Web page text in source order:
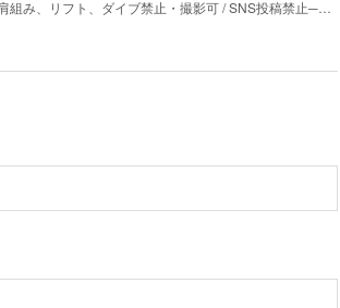
組み、リフト、ダイブ禁止・撮影可 / SNS投稿禁止─…